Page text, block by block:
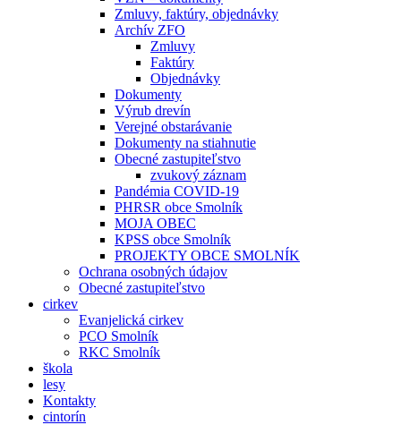
Zmluvy, faktúry, objednávky
Archív ZFO
Zmluvy
Faktúry
Objednávky
Dokumenty
Výrub drevín
Verejné obstarávanie
Dokumenty na stiahnutie
Obecné zastupiteľstvo
zvukový záznam
Pandémia COVID-19
PHRSR obce Smolník
MOJA OBEC
KPSS obce Smolník
PROJEKTY OBCE SMOLNÍK
Ochrana osobných údajov
Obecné zastupiteľstvo
cirkev
Evanjelická cirkev
PCO Smolník
RKC Smolník
škola
lesy
Kontakty
cintorín